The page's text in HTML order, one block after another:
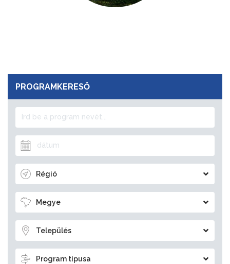
PROGRAMKERESŐ
Régió
Megye
Település
Program típusa